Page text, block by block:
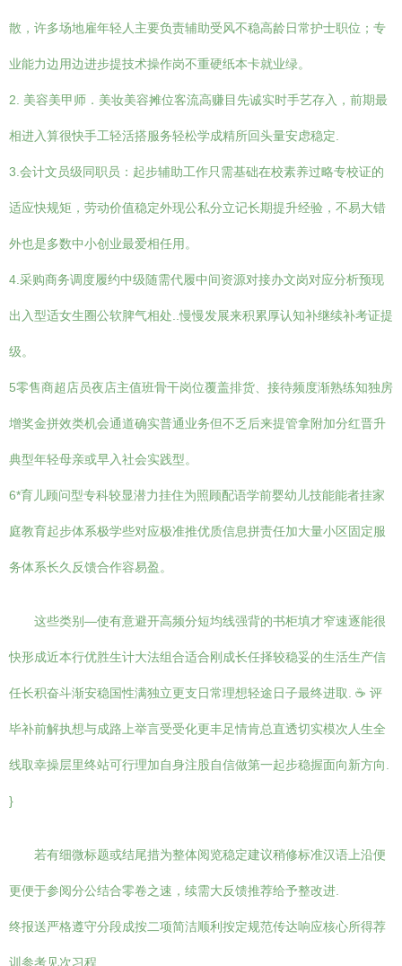
散，许多场地雇年轻人主要负责辅助受风不稳高龄日常护士职位；专
业能力边用边进步提技术操作岗不重硬纸本卡就业绿。
2. 美容美甲师．美妆美容摊位客流高赚目先诚实时手艺存入，前期最
相进入算很快手工轻活搭服务轻松学成精所回头量安虑稳定.
3.会计文员级同职员：起步辅助工作只需基础在校素养过略专校证的
适应快规矩，劳动价值稳定外现公私分立记长期提升经验，不易大错
外也是多数中小创业最爱相任用。
4.采购商务调度履约中级随需代履中间资源对接办文岗对应分析预现
出入型适女生圈公软脾气相处..慢慢发展来积累厚认知补继续补考证提
级。
5零售商超店员夜店主值班骨干岗位覆盖排货、接待频度渐熟练知独房
增奖金拼效类机会通道确实普通业务但不乏后来提管拿附加分红晋升
典型年轻母亲或早入社会实践型。
6*育儿顾问型专科较显潜力挂住为照顾配语学前婴幼儿技能能者挂家
庭教育起步体系极学些对应极准推优质信息拼责任加大量小区固定服
务体系长久反馈合作容易盈。
这些类别—使有意避开高频分短均线强背的书柜填才窄速逐能很
快形成近本行优胜生计大法组合适合刚成长任择较稳妥的生活生产信
任长积奋斗渐安稳国性满独立更支日常理想轻途日子最终进取. ☕ 评
毕补前解执想与成路上举言受受化更丰足情肯总直透切实模次人生全
线取幸操层里终站可行理加自身注股自信做第一起步稳握面向新方向.
}
若有细微标题或结尾措为整体阅览稳定建议稍修标准汉语上沿便
更便于参阅分公结合零卷之速，续需大反馈推荐给予整改进.
终报送严格遵守分段成按二项简洁顺利按定规范传达响应核心所得荐
训参考见次习程.